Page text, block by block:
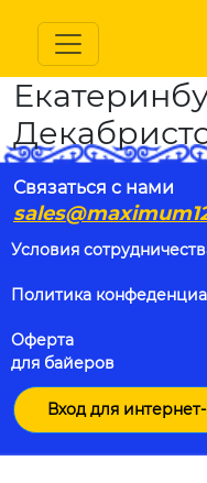
Связаться с нами
Условия
Политика
Оферта
для байеров
Вход для